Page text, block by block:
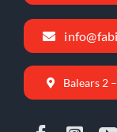
Balears 2